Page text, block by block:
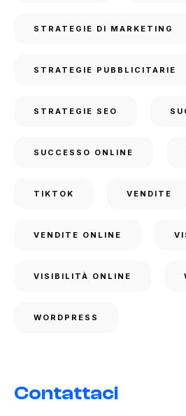
STRATEGIE DI MARKETING
STRATEGIE PUBBLICITARIE
STRATEGIE SEO
SUCCESSO ONLINE
TIKTOK VENDITE
VENDITE ONLINE
VISIBILITÀ ONLINE
WORDPRESS
Contattaci